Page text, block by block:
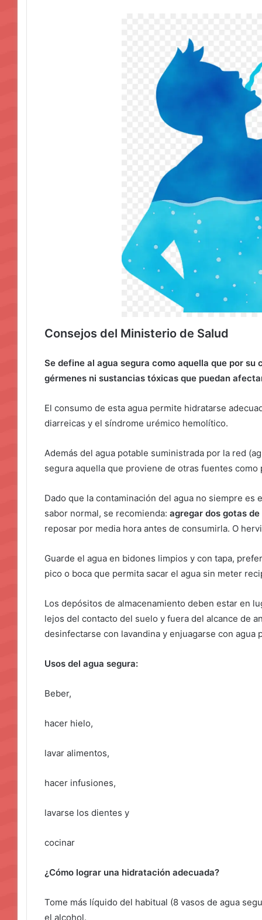
Consejos del Ministerio de Salud
Se define al agua segura como aquella que por
gérmenes ni sustancias tóxicas que puedan
El consumo de esta agua permite hidratarse
diarreicas y el síndrome urémico hemolítico.
Además del agua potable suministrada por la red
segura aquella que proviene de otras fuentes
Dado que la contaminación del agua no siempre
sabor normal, se recomienda: agregar dos gotas
reposar por media hora antes de consumirla. O
Guarde el agua en bidones limpios y con tapa,
pico o boca que permita sacar el agua sin meter
Los depósitos de almacenamiento deben estar en
lejos del contacto del suelo y fuera del alcance de
desinfectarse con lavandina y enjuagarse con agua
Usos del agua segura:
Beber,
hacer hielo,
lavar alimentos,
hacer infusiones,
lavarse los dientes y
cocinar
¿Cómo lograr una hidratación adecuada?
Tome más líquido del habitual (8 vasos de agua
el alcohol.